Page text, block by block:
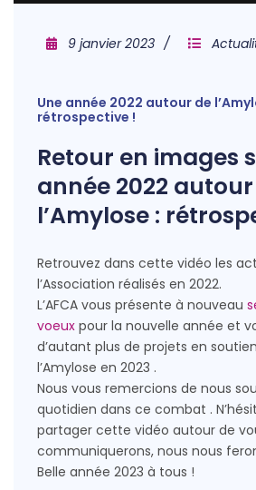
9 janvier 2023
Une année 2022 autour de
rétrospective !
Retour en images
année 2022
l’Amylose :
Retrouvez dans cette vidéo les
l’Association réalisés en 2022.
L’AFCA vous présente à nouveau
voeux pour la nouvelle année et
d’autant plus de projets en
l’Amylose en 2023 .
Nous vous remercions de nous
quotidien dans ce combat .
partager cette vidéo autour de
communiquerons, nous nous
Belle année 2023 à tous !